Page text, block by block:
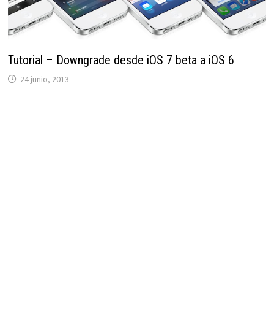
Tutorial – Downgrade desde iOS 7 beta a iOS 6
24 junio, 2013